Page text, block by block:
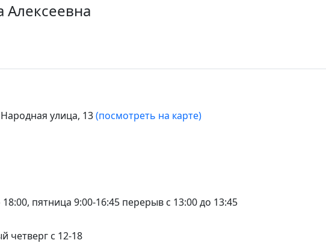
Алексеевна
улица, 13(посмотреть на карте)
пятница 9:00-16:45 перерыв с 13:00 до 13:45
четверг с 12-18